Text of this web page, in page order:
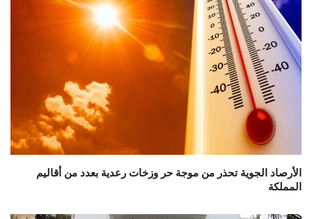
الأرصاد الجوية تحذر من موجة حر وزخات رعدية بعدد من أقاليم
المملكة